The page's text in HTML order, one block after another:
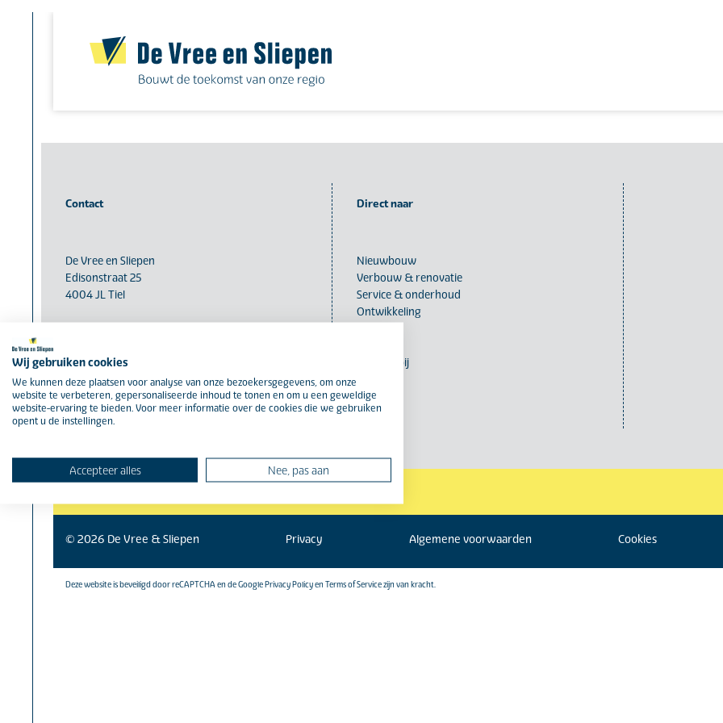
Contact
De Vree en Sliepen
Edisonstraat 25
4004 JL Tiel
Direct naar
Nieuwbouw
Verbouw & renovatie
Service & onderhoud
Ontwikkeling
Werken bij
© 2026 De Vree & Sliepen Privacy Algemene voorwaarden Cookies
Deze website is beveiligd door reCAPTCHA en deGoogle Privacy Policyen Terms of Servicezijn van kracht.
Wij gebruiken cookies
We kunnen deze plaatsen voor analyse van onze bezoekersgegevens, om onze
website te verbeteren, gepersonaliseerde inhoud te tonen en om u een geweldige
website-ervaring te bieden. Voor meer informatie over de cookies die we gebruiken
opent u de instellingen.
Accepteer alles Nee, pas aan